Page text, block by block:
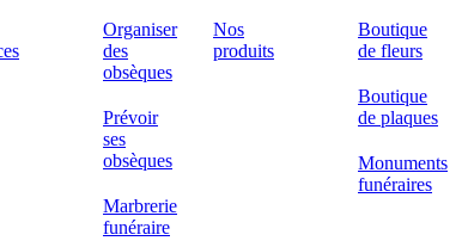
Organiser
des
obsèques
Prévoir
ses
obsèques
Marbrerie
funéraire
Nos
produits
Boutique
de fleurs
Boutique
de plaques
Monuments
funéraires